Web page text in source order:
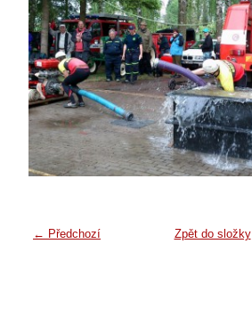
← Předchozí Zpět do složky